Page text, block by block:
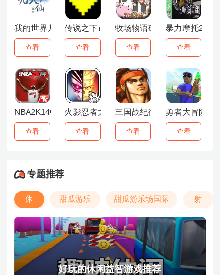
我的世界凡人修仙人界篇
查看
传说之下正义
查看
牧场物语矿石镇的伙伴们
查看
暴力摩托2008
查看
NBA2K14中文版
查看
火影忍者大战死神
查看
三国战纪街机手机版
查看
勇者大冒险无
查看
专题推荐
休
闲
甜瓜游乐
场
甜瓜游乐场国际
版
射
击
好玩的休闲益智游戏推荐